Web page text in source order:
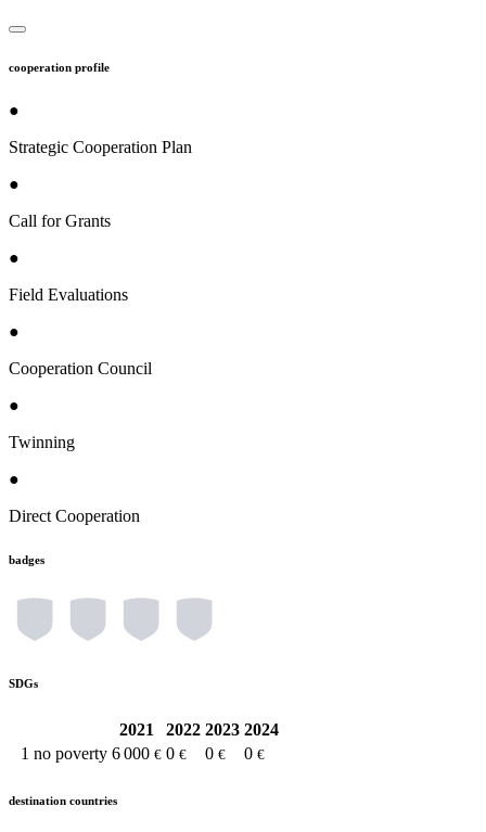
cooperation profile
●
Strategic Cooperation Plan
●
Call for Grants
●
Field Evaluations
●
Cooperation Council
●
Twinning
●
Direct Cooperation
badges
SDGs
2021 2022 2023 2024
1 no poverty 6 000 € 0 € 0 € 0 €
destination countries